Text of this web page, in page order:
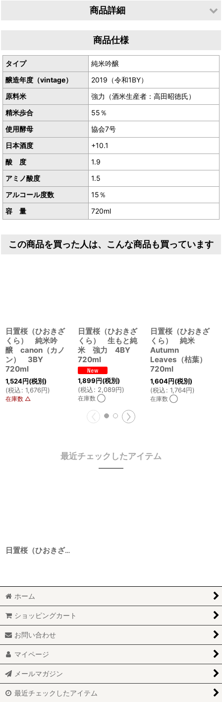
商品詳細
商品仕様
タイプ
純米吟醸
醸造年度（vintage）
2019（令和1BY）
原料米
強力（酒米生産者：高田昭徳氏）
精米歩合
55％
使用酵母
協会7号
日本酒度
+10.1
酸 度
1.9
アミノ酸度
1.5
アルコール度数
15％
容 量
720ml
この商品を買った人は、こんな商品も買っています
日置桜（ひおきざ
くら） 純米吟
醸 canon（カノ
ン） 3BY
720ml
1,524円(税別)
(税込: 1,676円)
在庫数 △
日置桜（ひおきざ
くら） 生もと純
米 強力 4BY
720ml
1,899円(税別)
(税込: 2,089円)
在庫数 ◯
日置桜（ひおきざ
くら） 純米
Autumn
Leaves（枯葉）
720ml
1,604円(税別)
(税込: 1,764円)
在庫数 ◯
最近チェックしたアイテム
日置桜（ひおきざくら） 純米吟醸 伝承強力 7号酵母 高田米 1BY 720ml
ホーム
ショッピングカート
お問い合わせ
マイページ
メールマガジン
最近チェックしたアイテム